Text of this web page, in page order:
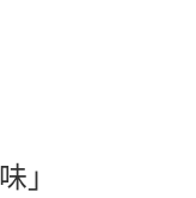
」